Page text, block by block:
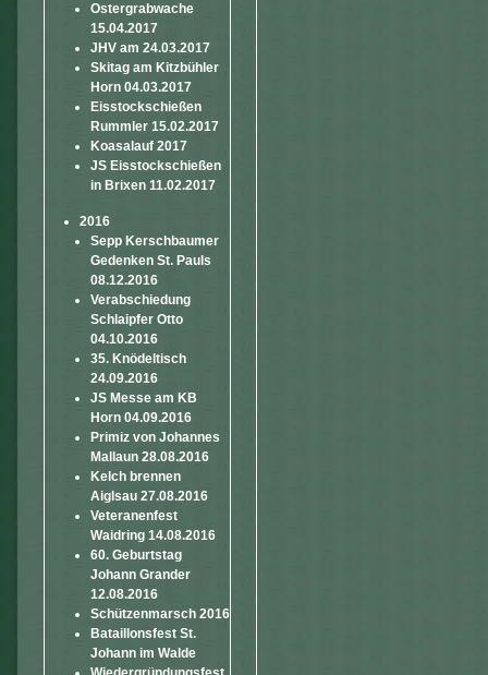
Ostergrabwache
15.04.2017
JHV am 24.03.2017
Skitag am Kitzbühler
Horn 04.03.2017
Eisstockschießen
Rummler 15.02.2017
Koasalauf 2017
JS Eisstockschießen
in Brixen 11.02.2017
2016
Sepp Kerschbaumer
Gedenken St. Pauls
08.12.2016
Verabschiedung
Schlaipfer Otto
04.10.2016
35. Knödeltisch
24.09.2016
JS Messe am KB
Horn 04.09.2016
Primiz von Johannes
Mallaun 28.08.2016
Kelch brennen
Aiglsau 27.08.2016
Veteranenfest
Waidring 14.08.2016
60. Geburtstag
Johann Grander
12.08.2016
Schützenmarsch 2016
Bataillonsfest St.
Johann im Walde